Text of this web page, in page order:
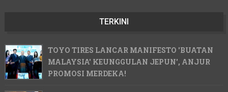
TERKINI
TOYO TIRES LANCAR MANIFESTO 'BUATAN
MALAYSIA' KEUNGGULAN JEPUN', ANJUR
PROMOSI MERDEKA!